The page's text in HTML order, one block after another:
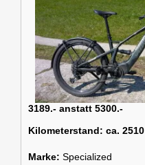
3189.- anstatt 5300.-
Kilometerstand: ca. 2510
Marke: Specialized